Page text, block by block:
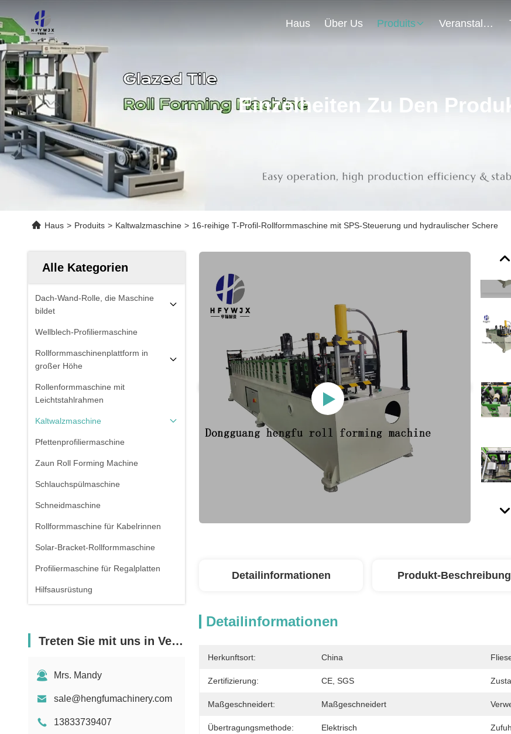
Haus Über Us Produits Veranstaltungen
Einzelheiten Zu Den
Haus > Produits > Kaltwalzmaschine > 16-reihige T-Profil-Rollformmaschine mit SPS-Steuerung und hydraulischer Schere
Alle Kategorien
Dach-Wand-Rolle, die Maschine
bildet
Wellblech-Profiliermaschine
Rollformmaschinenplattform in
großer Höhe
Rollenformmaschine mit
Leichtstahlrahmen
Kaltwalzmaschine
Pfettenprofiliermaschine
Zaun Roll Forming Machine
Schlauchspülmaschine
Schneidmaschine
Rollformmaschine für Kabelrinnen
Solar-Bracket-Rollformmaschine
Profiliermaschine für Regalplatten
Hilfsausrüstung
Treten Sie mit uns in Verbindung
Mrs. Mandy
sale@hengfumachinery.com
13833739407
Detailinformationen Produkt-Beschreibung
Detailinformationen
Herkunftsort: China
Zertifizierung: CE, SGS
Maßgeschneidert: Maßgeschneidert
Übertragungsmethode: Elektrisch